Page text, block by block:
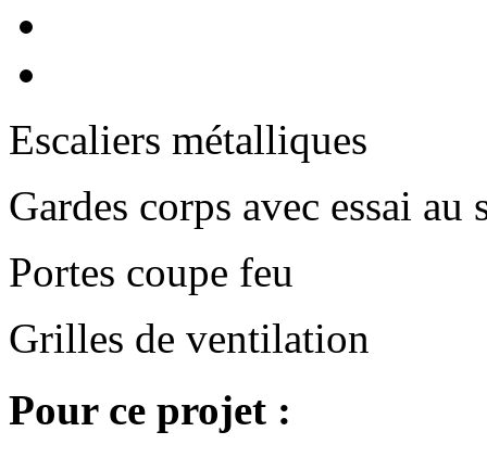
Escaliers métalliques
Gardes corps avec essai au
Portes coupe feu
Grilles de ventilation
Pour ce projet :